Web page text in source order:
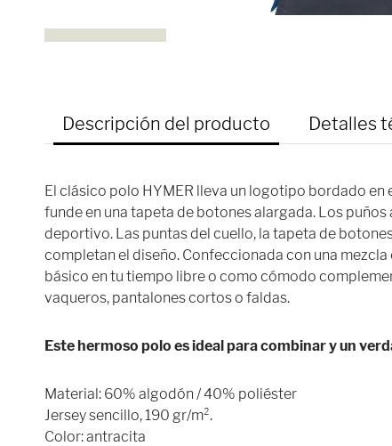
Descripción del producto Detalles
El clásico polo HYMER lleva un logotipo bordado
funde en una tapeta de botones alargada. Los
deportivo. Las puntas del cuello, la tapeta de
completan el diseño. Confeccionada con una
básico en tu tiempo libre o como cómodo
vaqueros, pantalones cortos o faldas.
Este hermoso polo es ideal para combinar y un
Material: 60% algodón / 40% poliéster
Jersey sencillo, 190 gr/m².
Color: antracita